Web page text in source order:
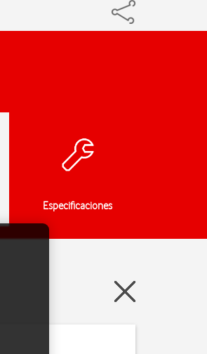
Especificaciones